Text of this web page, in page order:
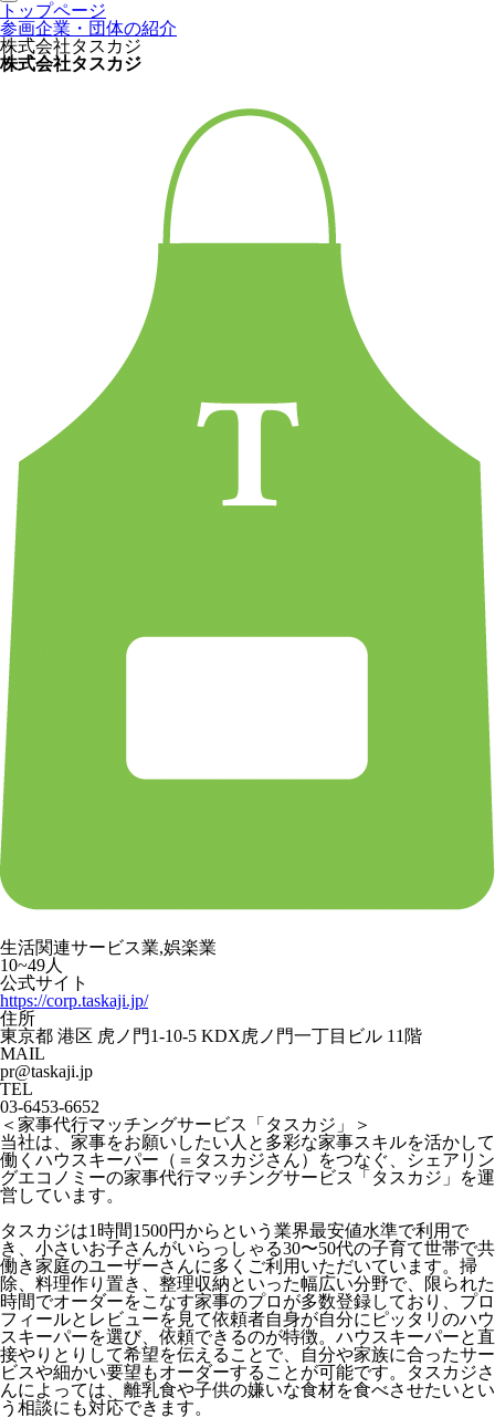
トップページ
参画企業・団体の紹介
株式会社タスカジ
株式会社タスカジ
生活関連サービス業,娯楽業
10~49人
公式サイト
https://corp.taskaji.jp/
住所
東京都 港区 虎ノ門1-10-5 KDX虎ノ門一丁目ビル 11階
MAIL
pr@taskaji.jp
TEL
03-6453-6652
＜家事代行マッチングサービス「タスカジ」＞
当社は、家事をお願いしたい人と多彩な家事スキルを活かして
働くハウスキーパー（＝タスカジさん）をつなぐ、シェアリン
グエコノミーの家事代行マッチングサービス「タスカジ」を運
営しています。
タスカジは1時間1500円からという業界最安値水準で利用で
き、小さいお子さんがいらっしゃる30〜50代の子育て世帯で共
働き家庭のユーザーさんに多くご利用いただいています。掃
除、料理作り置き、整理収納といった幅広い分野で、限られた
時間でオーダーをこなす家事のプロが多数登録しており、プロ
フィールとレビューを見て依頼者自身が自分にピッタリのハウ
スキーパーを選び、依頼できるのが特徴。ハウスキーパーと直
接やりとりして希望を伝えることで、自分や家族に合ったサー
ビスや細かい要望もオーダーすることが可能です。タスカジさ
んによっては、離乳食や子供の嫌いな食材を食べさせたいとい
う相談にも対応できます。